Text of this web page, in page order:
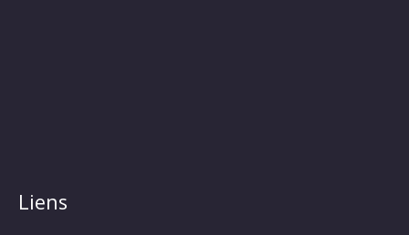
Liens